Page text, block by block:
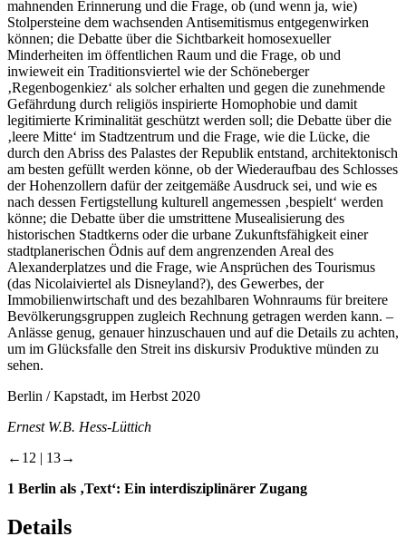
mahnenden Erinnerung und die Frage, ob (und wenn ja, wie)
Stolpersteine dem wachsenden Antisemitismus entgegenwirken
können; die Debatte über die Sichtbarkeit homosexueller
Minderheiten im öffentlichen Raum und die Frage, ob und
inwieweit ein Traditionsviertel wie der Schöneberger
‚Regenbogenkiez‘ als solcher erhalten und gegen die zunehmende
Gefährdung durch religiös inspirierte Homophobie und damit
legitimierte Kriminalität geschützt werden soll; die Debatte über die
‚leere Mitte‘ im Stadtzentrum und die Frage, wie die Lücke, die
durch den Abriss des Palastes der Republik entstand, architektonisch
am besten gefüllt werden könne, ob der Wiederaufbau des Schlosses
der Hohenzollern dafür der zeitgemäße Ausdruck sei, und wie es
nach dessen Fertigstellung kulturell angemessen ‚bespielt‘ werden
könne; die Debatte über die umstrittene Musealisierung des
historischen Stadtkerns oder die urbane Zukunftsfähigkeit einer
stadtplanerischen Ödnis auf dem angrenzenden Areal des
Alexanderplatzes und die Frage, wie Ansprüchen des Tourismus
(das Nicolaiviertel als Disneyland?), des Gewerbes, der
Immobilienwirtschaft und des bezahlbaren Wohnraums für breitere
Bevölkerungsgruppen zugleich Rechnung getragen werden kann. –
Anlässe genug, genauer hinzuschauen und auf die Details zu achten,
um im Glücksfalle den Streit ins diskursiv Produktive münden zu
sehen.
Berlin / Kapstadt, im Herbst 2020
Ernest W.B. Hess-Lüttich
←12 | 13→
1 Berlin als ‚Text‘: Ein interdisziplinärer Zugang
Details